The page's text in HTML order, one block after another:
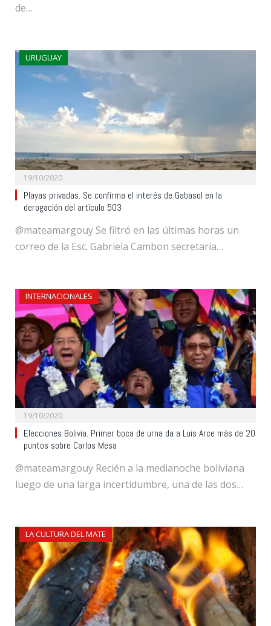
de…
URUGUAY
19/10/2020
Playas privadas. Se confirma el interés de Gabasol en la
derogación del artículo 503
@mateamargouy Se filtró en las últimas horas un
correo de la Esc. Gabriela Cambon secretaria…
INTERNACIONALES
19/10/2020
Elecciones Bolivia. Primer boca de urna da a Luis Arce más de 20
puntos sobre Carlos Mesa
@mateamargouy Recién a la medianoche boliviana
luego de una larga incertidumbre, una de las dos…
LA CULTURA DEL MATE